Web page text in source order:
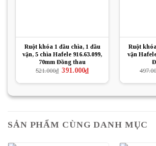
Ruột khóa 1 đầu chìa, 1 đầu
vặn, 5 chìa Hafele 916.63.099,
70mm Đồng thau
521.000₫ Giá
là:
391.000₫Giá
hiện
tại
391.000₫.
Ruột
vặn
SẢN PHẨM CÙNG DANH MỤC